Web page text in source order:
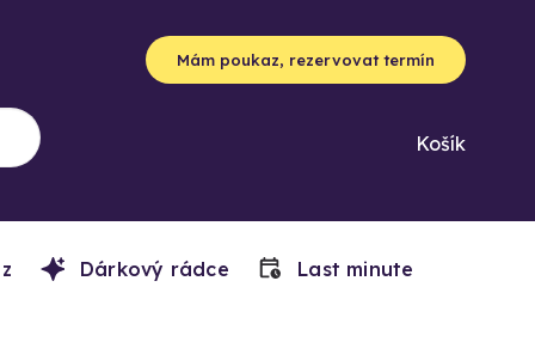
Mám poukaz, rezervovat termín
Košík
Dárkový rádce Last minute